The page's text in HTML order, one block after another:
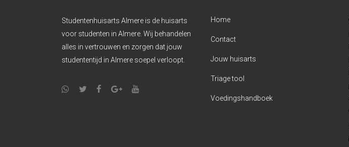
Studentenhuisarts Almere is de huisarts
voor studenten in Almere. Wij behandelen
alles in vertrouwen en zorgen dat jouw
studententijd in Almere soepel verloopt.
Home
Contact
Jouw huisarts
Triage tool
Voedingshandboek